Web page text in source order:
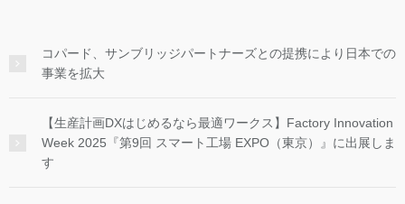
コパード、サンブリッジパートナーズとの提携により日本での
事業を拡大
【生産計画DXはじめるなら最適ワークス】Factory Innovation
Week 2025『第9回 スマート工場 EXPO（東京）』に出展しま
す